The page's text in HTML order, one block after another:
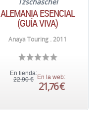
ALEMANIA ESENCIAL
(GUÍA VIVA)
Anaya Touring . 2011
En tienda:
22,90 € En la web:
21,76 €